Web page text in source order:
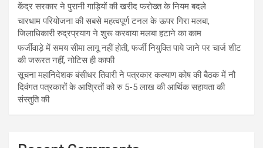
केंद्र सरकार ने पुरानी गाड़ियों की खरीद फरोख्त के नियम बदले
चारधाम परियोजना की सबसे महत्वपूर्ण टनल के ऊपर गिरा मलबा,
जिलाधिकारी रुद्रप्रयाग ने शुरू करवाया मलबा हटाने का काम
फर्जीवाड़े में समय सीमा लागू नहीं होती, फर्जी नियुक्ति पाये जाने पर चार्ज शीट
की जरूरत नहीं, नोटिस ही काफी
सूचना महानिदेशक बंसीधर तिवारी ने पत्रकार कल्याण कोष की बैठक में नौ
दिवंगत पत्रकारों के आश्रितों को रु 5-5 लाख की आर्थिक सहायता की
संस्तुति की